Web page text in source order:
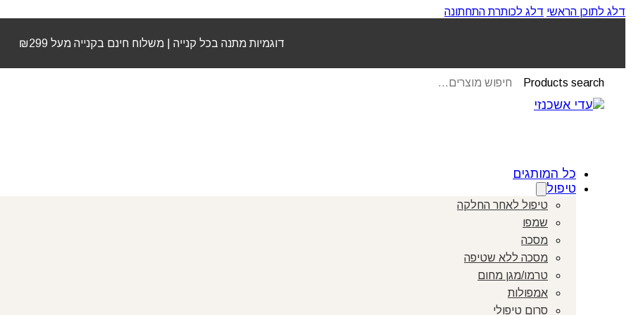
דלג לתוכן הראשי דלג לכותרת התחתונה
דוגמיות מתנה בכל קנייה | משלוח חינם בקנייה מעל ₪299
Products search
כל המותגים
טיפול
טיפול לאחר החלקה
שמפו
מסכה
מסכה ללא שטיפה
טרמו/מגן מחום
אמפולות
סרום טיפולי